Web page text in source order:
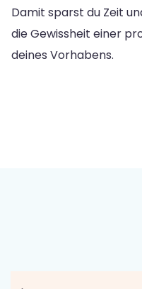
Damit sparst du Zeit
die Gewissheit einer
deines Vorhabens.